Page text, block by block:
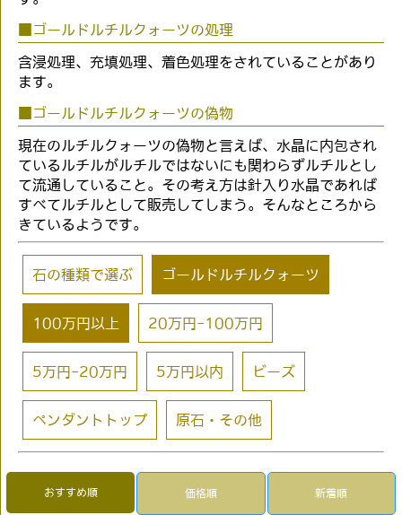
■ゴールドルチルクォーツの処理
含浸処理、充填処理、着色処理をされていることがあり
ます。
■ゴールドルチルクォーツの偽物
現在のルチルクォーツの偽物と言えば、水晶に内包され
ているルチルがルチルではないにも関わらずルチルとし
て流通していること。その考え方は針入り水晶であれば
すべてルチルとして販売してしまう。そんなところから
きているようです。
石の種類で選ぶ ゴールドルチルクォーツ
100万円以上 20万円-100万円
5万円-20万円 5万円以内 ビーズ
ペンダントトップ 原石・その他
おすすめ順 価格順 新着順